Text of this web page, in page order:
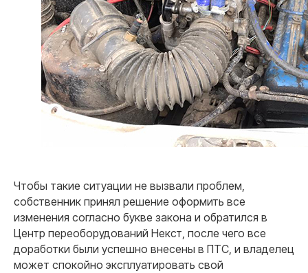
Чтобы такие ситуации не вызвали проблем,
собственник принял решение оформить все
изменения согласно букве закона и обратился в
Центр переоборудований Некст, после чего все
доработки были успешно внесены в ПТС, и владелец
может спокойно эксплуатировать свой
Оперативная поддержка
на всех этапах 24/7
04
Лаборатория с гос.
аккредитацией
У нас своя собственная аккредитованная
лаборатория. Это позволяет сохранить низкую цену
для наших клиентов и высокую скорость выдачи
документов.
03